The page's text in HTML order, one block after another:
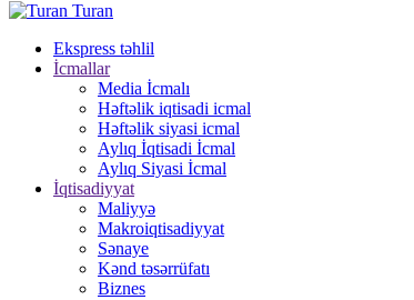
Turan
Ekspress təhlil
İcmallar
Media İcmalı
Həftəlik iqtisadi icmal
Həftəlik siyasi icmal
Aylıq İqtisadi İcmal
Aylıq Siyasi İcmal
İqtisadiyyat
Maliyyə
Makroiqtisadiyyat
Sənaye
Kənd təsərrüfatı
Biznes